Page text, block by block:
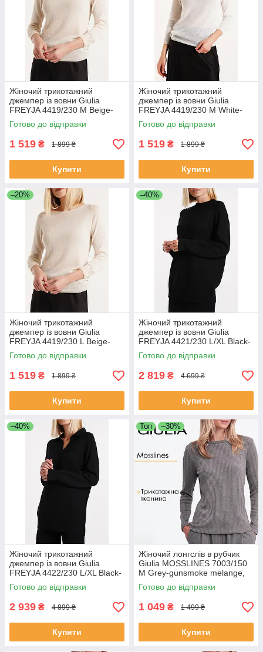
Жіночий трикотажний
джемпер із вовни Giulia
FREYJA 4419/230 M Beige-
beige
Готово до відправки
1 519 ₴ 1 899 ₴
Купити
Жіночий трикотажний
джемпер із вовни Giulia
FREYJA 4419/230 M White-
white
Готово до відправки
1 519 ₴ 1 899 ₴
Купити
–20%
Жіночий трикотажний
джемпер із вовни Giulia
FREYJA 4419/230 L Beige-
beige
Готово до відправки
1 519 ₴ 1 899 ₴
Купити
–40%
Жіночий трикотажний
джемпер із вовни Giulia
FREYJA 4421/230 L/XL Black-
black
Готово до відправки
2 819 ₴ 4 699 ₴
Купити
–40%
Жіночий трикотажний
джемпер із вовни Giulia
FREYJA 4422/230 L/XL Black-
black
Готово до відправки
2 939 ₴ 4 899 ₴
Купити
Топ –30%
Жіночий лонгслів в рубчик
Giulia MOSSLINES 7003/150
M Grey-gunsmoke melange,
трикотажний, з довгими
рукавами, базовий
Готово до відправки
1 049 ₴ 1 499 ₴
Купити